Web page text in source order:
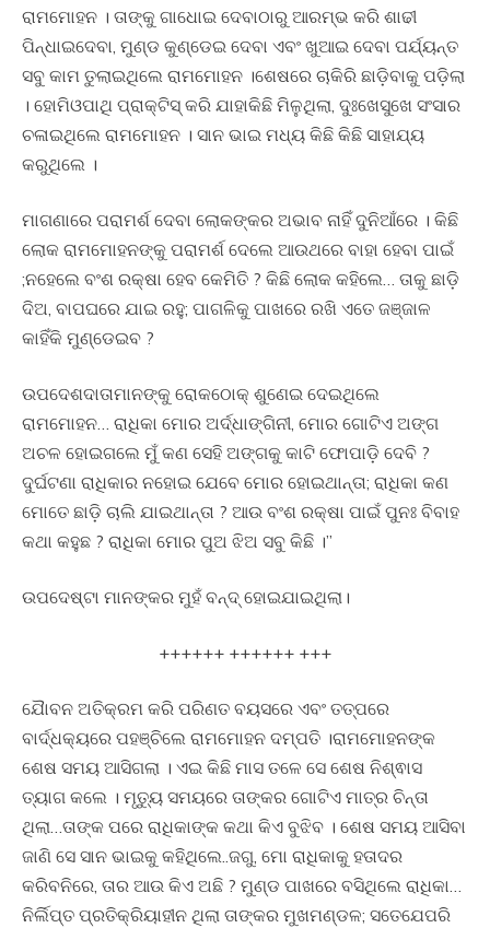
ରାମମୋହନ । ତାଙ୍କୁ ଗାଧୋଇ ଦେବାଠାରୁ ଆରମ୍ଭ କରି ଶାଢୀ
ପିନ୍ଧାଇଦେବା, ମୁଣ୍ଡ କୁଣ୍ଡେଇ ଦେବା ଏବଂ ଖୁଆଇ ଦେବା ପର୍ଯ୍ୟନ୍ତ
ସବୁ କାମ ତୁଲାଇଥିଲେ ରାମମୋହନ ।ଶେଷରେ ଚାକିରି ଛାଡ଼ିବାକୁ ପଡ଼ିଲା
। ହୋମିଓପାଥି ପ୍ରାକ୍ଟିସ୍ କରି ଯାହାକିଛି ମିଳୁଥିଲା, ଦୁଃଖେସୁଖେ ସଂସାର
ଚଳାଇଥିଲେ ରାମମୋହନ । ସାନ ଭାଇ ମଧ୍ୟ କିଛି କିଛି ସାହାଯ୍ୟ
କରୁଥିଲେ ।
ମାଗଣାରେ ପରାମର୍ଶ ଦେବା ଲୋକଙ୍କର ଅଭାବ ନାହିଁ ଦୁନିଆଁରେ । କିଛି
ଲୋକ ରାମମୋହନଙ୍କୁ ପରାମର୍ଶ ଦେଲେ ଆଉଥରେ ବାହା ହେବା ପାଇଁ
;ନହେଲେ ବଂଶ ରକ୍ଷା ହେବ କେମିତି ? କିଛି ଲୋକ କହିଲେ… ତାକୁ ଛାଡ଼ି
ଦିଅ, ବାପଘରେ ଯାଇ ରହୁ; ପାଗଳିକୁ ପାଖରେ ରଖି ଏତେ ଜଞ୍ଜାଳ
କାହିଁକି ମୁଣ୍ଡେଇବ ?
ଉପଦେଶଦାତାମାନଙ୍କୁ ରୋକଠୋକ୍ ଶୁଣେଇ ଦେଇଥିଲେ
ରାମମୋହନ… ରାଧିକା ମୋର ଅର୍ଦ୍ଧାଙ୍ଗିନୀ, ମୋର ଗୋଟିଏ ଅଙ୍ଗ
ଅଚଳ ହୋଇଗଲେ ମୁଁ କଣ ସେହି ଅଙ୍ଗକୁ କାଟି ଫୋପାଡ଼ି ଦେବି ?
ଦୁର୍ଘଟଣା ରାଧିକାର ନହୋଇ ଯେବେ ମୋର ହୋଇଥାନ୍ତା; ରାଧିକା କଣ
ମୋତେ ଛାଡ଼ି ଚାଲି ଯାଇଥାନ୍ତା ? ଆଉ ବଂଶ ରକ୍ଷା ପାଇଁ ପୁନଃ ବିବାହ
କଥା କହୁଛ ? ରାଧିକା ମୋର ପୁଅ ଝିଅ ସବୁ କିଛି ।”
ଉପଦେଷ୍ଟା ମାନଙ୍କର ମୁହଁ ବନ୍ଦ୍ ହୋଇଯାଇଥିଲା।
++++++ ++++++ +++
ଯୈାବନ ଅତିକ୍ରମ କରି ପରିଣତ ବୟସରେ ଏବଂ ତତ୍ପରେ
ବାର୍ଦ୍ଧକ୍ୟରେ ପହଞ୍ଚିଲେ ରାମମୋହନ ଦମ୍ପତି ।ରାମମୋହନଙ୍କ
ଶେଷ ସମୟ ଆସିଗଲା । ଏଇ କିଛି ମାସ ତଳେ ସେ ଶେଷ ନିଶ୍ଵାସ
ତ୍ୟାଗ କଲେ । ମୃତ୍ୟୁ ସମୟରେ ତାଙ୍କର ଗୋଟିଏ ମାତ୍ର ଚିନ୍ତା
ଥିଲା…ତାଙ୍କ ପରେ ରାଧିକାଙ୍କ କଥା କିଏ ବୁଝିବ । ଶେଷ ସମୟ ଆସିବା
ଜାଣି ସେ ସାନ ଭାଇକୁ କହିଥିଲେ..ଜଗୁ, ମୋ ରାଧିକାକୁ ହତାଦର
କରିବନିରେ, ତାର ଆଉ କିଏ ଅଛି ? ମୁଣ୍ଡ ପାଖରେ ବସିଥିଲେ ରାଧିକା…
ନିର୍ଲିପ୍ତ ପ୍ରତିକ୍ରିୟାହୀନ ଥିଲା ତାଙ୍କର ମୁଖମଣ୍ଡଳ; ସତେଯେପରି